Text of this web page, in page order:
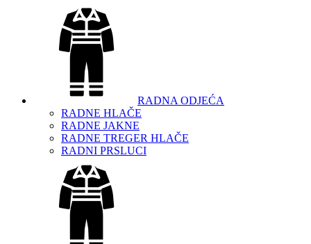
RADNA ODJEĆA
RADNE HLAČE
RADNE JAKNE
RADNE TREGER HLAČE
RADNI PRSLUCI